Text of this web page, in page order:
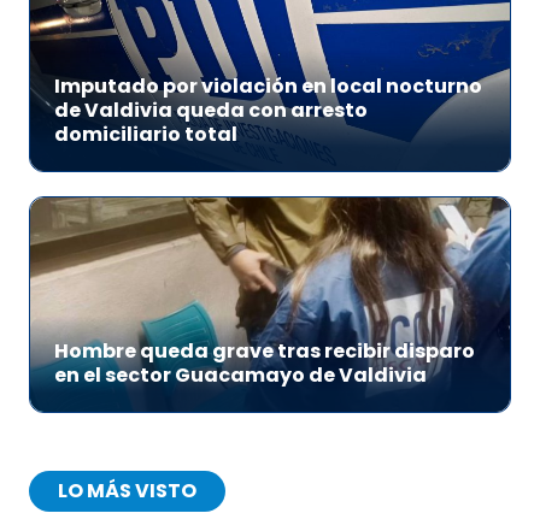
Imputado por violación en local nocturno
de Valdivia queda con arresto
domiciliario total
Hombre queda grave tras recibir disparo
en el sector Guacamayo de Valdivia
LO MÁS VISTO